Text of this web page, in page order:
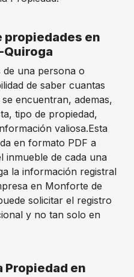
propiedades en
de una persona o
de saber cuantas
encuentran, ademas,
tipo de propiedad,
valiosa.Esta
en formato PDF a
inmueble de cada una
la información registral
en Monforte de
solicitar el registro
y no tan solo en
Propiedad en